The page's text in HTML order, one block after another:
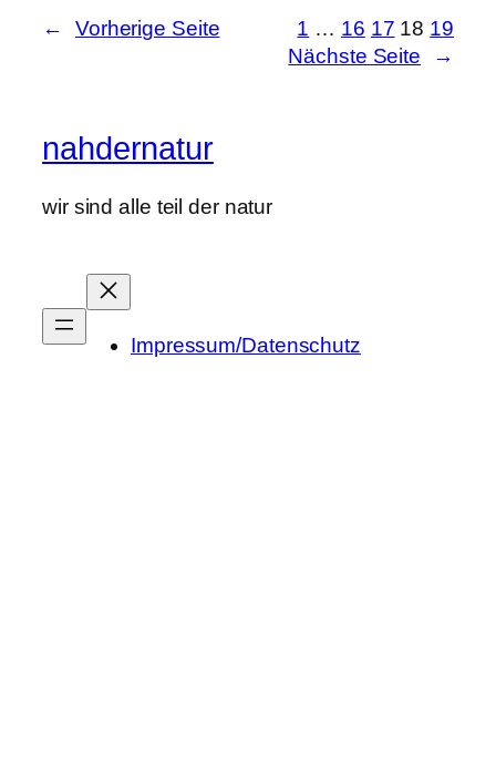
← Vorherige Seite 1 … 16 17 18 19
Nächste Seite
→
nahdernatur
wir sind alle teil der natur
Impressum/Datenschutz